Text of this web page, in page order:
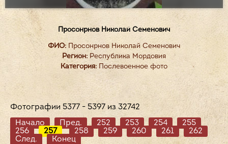
Просонрнов Николай Семенович
ФИО: Просонрнов Николай Семенович
Регион: Республика Мордовия
Категория: Послевоенное фото
Фотографии 5377 - 5397 из 32742
Начало
Пред. 252 253 254
255
256
257 258 259 260 261
262
След.
Конец